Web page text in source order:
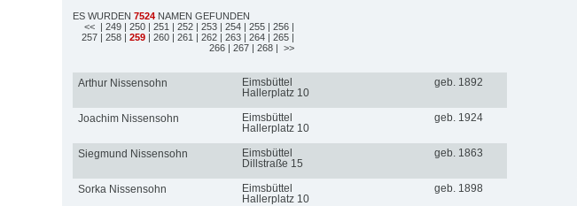
ES WURDEN 7524 NAMEN GEFUNDEN
<< | 249 | 250 | 251 | 252 | 253 | 254 | 255 | 256 |
257 | 258 | 259 | 260 | 261 | 262 | 263 | 264 | 265 |
266 | 267 | 268 | >>
Arthur Nissensohn
Eimsbüttel
Hallerplatz 10
geb. 1892
Joachim Nissensohn
Eimsbüttel
Hallerplatz 10
geb. 1924
Siegmund Nissensohn
Eimsbüttel
Dillstraße 15
geb. 1863
Sorka Nissensohn
Eimsbüttel
Hallerplatz 10
geb. 1898